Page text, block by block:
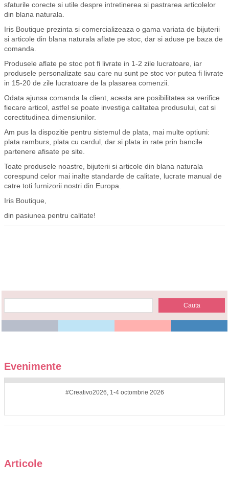
sfaturile corecte si utile despre intretinerea si pastrarea articolelor
din blana naturala.
Iris Boutique prezinta si comercializeaza o gama variata de bijuterii
si articole din blana naturala aflate pe stoc, dar si aduse pe baza de
comanda.
Produsele aflate pe stoc pot fi livrate in 1-2 zile lucratoare, iar
produsele personalizate sau care nu sunt pe stoc vor putea fi livrate
in 15-20 de zile lucratoare de la plasarea comenzii.
Odata ajunsa comanda la client, acesta are posibilitatea sa verifice
fiecare articol, astfel se poate investiga calitatea produsului, cat si
corectitudinea dimensiunilor.
Am pus la dispozitie pentru sistemul de plata, mai multe optiuni:
plata ramburs, plata cu cardul, dar si plata in rate prin bancile
partenere afisate pe site.
Toate produsele noastre, bijuterii si articole din blana naturala
corespund celor mai inalte standarde de calitate, lucrate manual de
catre toti furnizorii nostri din Europa.
Iris Boutique,
din pasiunea pentru calitate!
Evenimente
#Creativo2026, 1-4 octombrie 2026
Articole